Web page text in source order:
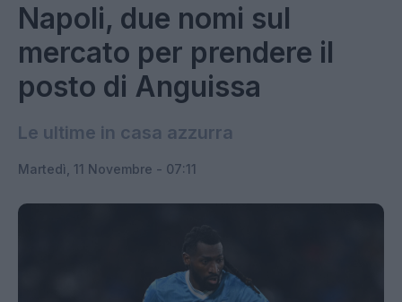
Napoli, due nomi sul
mercato per prendere il
posto di Anguissa
Le ultime in casa azzurra
Martedì, 11 Novembre - 07:11